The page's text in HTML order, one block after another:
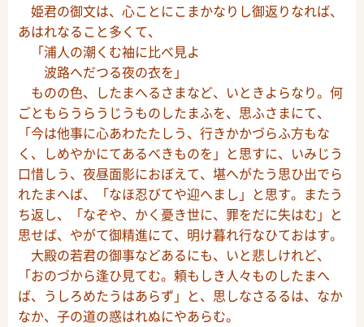
姫君の御文は、心ことにこまかなりし御返りなれば、
あはれなること多くて、
「浦人の潮くむ袖に比べ見よ
波路へだつる夜の衣を」
ものの色、したまへるさまなど、いときよらなり。何
ごともらうらうじうものしたまふを、思ふさまにて、
「今は他事に心あわたたしう、行きかかづらふ方もな
く、しめやかにてあるべきものを」と思すに、いみじう
口惜しう、夜昼面影におぼえて、堪へがたう思ひ出でら
れたまへば、「なほ忍びてや迎へまし」と思す。またう
ち返し、「なぞや、かく憂き世に、罪をだに失はむ」と
思せば、やがて御精進にて、明け暮れ行なひておはす。
大殿の若君の御事などあるにも、いと悲しけれど、
「おのづから逢ひ見てむ。頼もしき人々ものしたまへ
ば、うしろめたうはあらず」と、思しなさるるは、なか
なか、子の道の惑はれぬにやあらむ。